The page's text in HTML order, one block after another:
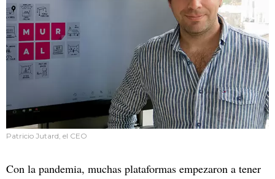
Patricio Jutard, el CEO
Con la pandemia, muchas plataformas empezaron a tener